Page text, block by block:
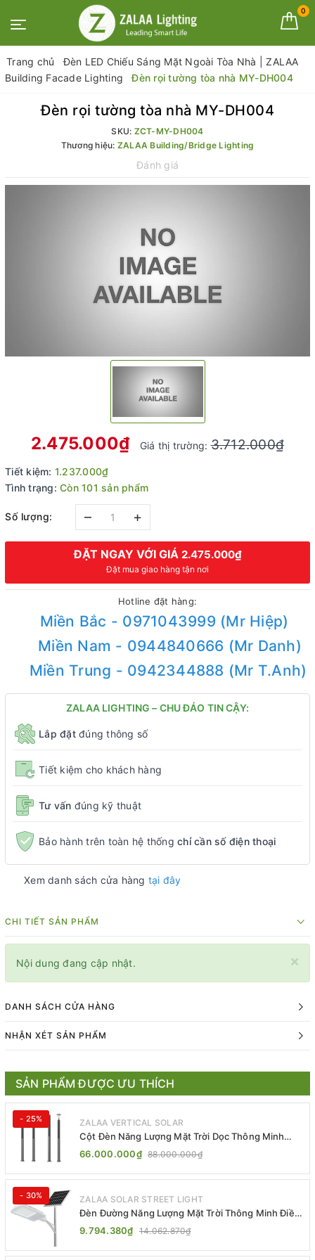
0
Trang chủ
Đèn LED Chiếu Sáng Mặt Ngoài Tòa Nhà | ZALAA
Building Facade Lighting
Đèn rọi tường tòa nhà MY-DH004
Đèn rọi tường tòa nhà MY-DH004
SKU: ZCT-MY-DH004
Thương hiệu: ZALAA Building/Bridge Lighting
Đánh giá
2.475.000₫ Giá thị trường:3.712.000₫
Tiết kiệm: 1.237.000₫
Tình trạng: Còn 101 sản phẩm
Số lượng: – +
ĐẶT NGAY VỚI GIÁ 2.475.000₫
Đặt mua giao hàng tận nơi
Hotline đặt hàng:
Miền Bắc - 0971043999 (Mr Hiệp)
Miền Nam - 0944840666 (Mr Danh)
Miền Trung - 0942344888 (Mr T.Anh)
ZALAA LIGHTING – CHU ĐÁO TIN CẬY:
Lắp đặtđúng thông số
Tiết kiệm cho khách hàng
Tư vấn đúng kỹ thuật
Bảo hành trên toàn hệ thống chỉ cần số điện thoại
Xem danh sách cửa hàng tại đây
CHI TIẾT SẢN PHẨM
×
Nội dung đang cập nhật.
DANH SÁCH CỬA HÀNG
NHẬN XÉT SẢN PHẨM
SẢN PHẨM ĐƯỢC ƯU THÍCH
- 25% ZALAA VERTICAL SOLAR
Cột Đèn Năng Lượng Mặt Trời Dọc Thông Minh
ZSR-YYDS-360 | ZALAA Jsc
66.000.000₫ 88.000.000₫
- 30% ZALAA SOLAR STREET LIGHT
Đèn Đường Năng Lượng Mặt Trời Thông Minh Điều
Khiển MPPT ZL-GMX01 ZALAA
9.794.380₫ 14.062.870₫